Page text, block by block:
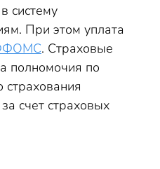
систему
При этом уплата
. Страховые
полномочия по
страхования
счет страховых